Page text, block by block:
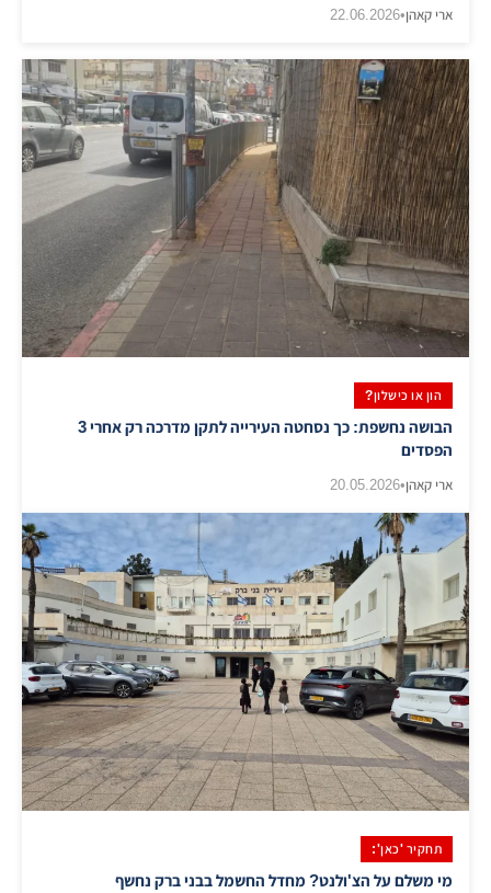
ארי קאהן•
22.06.2026
הון או כישלון?
​הבושה נחשפת: כך נסחטה העירייה לתקן מדרכה רק אחרי 3
הפסדים
ארי קאהן•
20.05.2026
תחקיר 'כאן':
מי משלם על הצ'ולנט? מחדל החשמל בבני ברק נחשף